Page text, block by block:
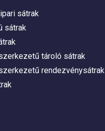
sátrak
sátrak
tároló sátrak
rendezvénysátrak